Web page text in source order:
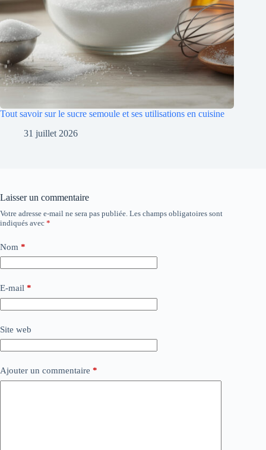
Tout savoir sur le sucre semoule et ses utilisations en cuisine
31 juillet 2026
Laisser un commentaire
Votre adresse e-mail ne sera pas publiée. Les champs obligatoires sont
indiqués avec *
Nom *
E-mail *
Site web
Ajouter un commentaire *